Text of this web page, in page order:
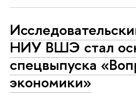
НИУ ВШЭ стал
спецвыпуска
экономики»